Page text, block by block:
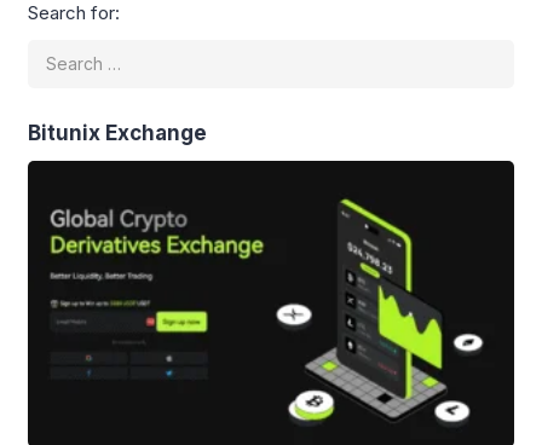
(5/2). Pertemuan ini bertujuan untuk
penguatan sinergi antara sektor zakat
sekaligus mematangkan persiapan
menjelang penandatanganan Nota […]
Search for:
Bitunix Exchange